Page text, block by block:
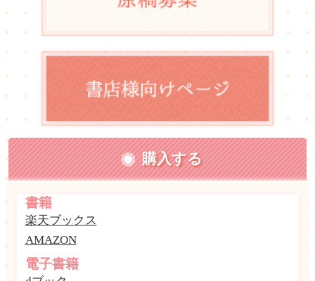
購入する
書籍
楽天ブックス
AMAZON
電子書籍